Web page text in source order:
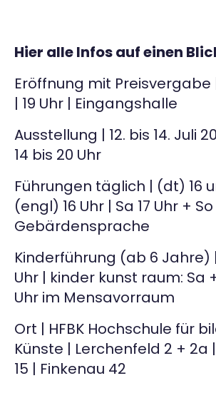
Hier alle Infos auf einen
Eröffnung mit Preisvergabe |
| 19 Uhr | Eingangshalle
Ausstellung | 12. bis 14. Juli
14 bis 20 Uhr
Führungen täglich | (dt) 16
(engl) 16 Uhr | Sa 17 Uhr +
Gebärdensprache
Kinderführung (ab 6 Jahre) |
Uhr | kinder kunst raum: Sa
Uhr im Mensavorraum
Ort | HFBK Hochschule für
Künste | Lerchenfeld 2 + 2a
15 | Finkenau 42